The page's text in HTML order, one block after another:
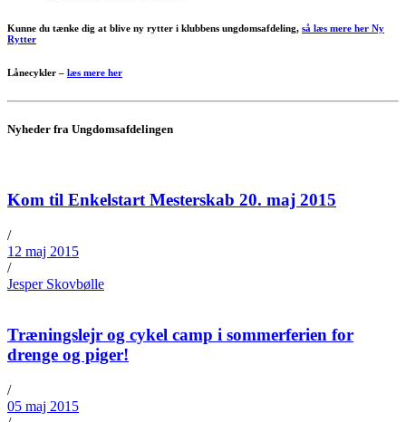
Kunne du tænke dig at blive ny rytter i klubbens ungdomsafdeling, så læs mere her Ny
Rytter
Lånecykler – læs mere her
Nyheder fra Ungdomsafdelingen
Kom til Enkelstart Mesterskab 20. maj 2015
/
12 maj 2015
/
Jesper Skovbølle
Træningslejr og cykel camp i sommerferien for
drenge og piger!
/
05 maj 2015